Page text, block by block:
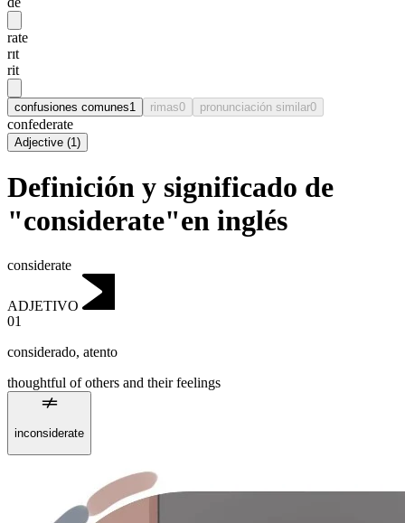
rate
rɪt
rit
confusiones comunes1 rimas0 pronunciación similar0
confederate
Adjective (1)
Definición y significado de
"considerate"en inglés
considerate
ADJETIVO
01
considerado, atento
thoughtful of others and their feelings
inconsiderate